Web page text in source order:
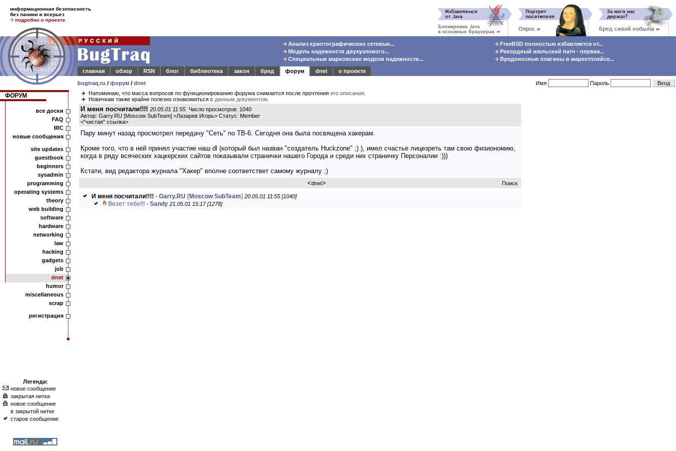
информационная безопасность
без паники и всерьез
подробно о проекте
Анализ криптографических сетевых...
Модель надежности двухузлового...
Специальные марковские модели надежности...
FreeBSD полностью избавляется от...
Рекордный июльский патч - первая...
Вредоносные плагины в маркетплейсе...
главная
обзор RSN блог библиотека закон бред форум dnet
о проекте
bugtraq.ru / форум / dnet Имя Пароль
ФОРУМ
все доски
FAQ
IRC
новые сообщения
site updates
guestbook
beginners
sysadmin
programming
operating systems
theory
web building
software
hardware
networking
law
hacking
gadgets
job
dnet
humor
miscellaneous
scrap
регистрация
Легенда:
новое сообщение
закрытая нитка
новое сообщение
в закрытой нитке
старое сообщение
Напоминаю, что масса вопросов по функционированию форума снимается после прочтения его описания
Новичкам также крайне полезно ознакомиться с данным документом
И меня посчитали!!!! 20.05.01 11:55 Число просмотров: 1040
Автор: Garry.RU [Moscow SubTeam] <Лазарев Игорь> Статус: Member
<"чистая" ссылка>
Пару минут назад просмотрел передачу "Сеть" по ТВ-6. Сегодня она была посвящена хакерам.
Кроме того, что в ней принял участие наш dl (который был назван "создатель Huckzone" ;) ), имел счастье лицезреть там свою физиономию,
когда в ряду всяческих хацкерских сайтов показывали странички нашего Города и среди них страничку Персоналии :)))
Кстати, вид редактора журнала "Хакер" вполне соответствет самому журналу ;)
<dnet> Поиск
И меня посчитали!!!! - Garry.RU [Moscow SubTeam] 20.05.01 11:55 [1040]
Везет тебе!!! - Sandy 21.05.01 15:17 [1278]